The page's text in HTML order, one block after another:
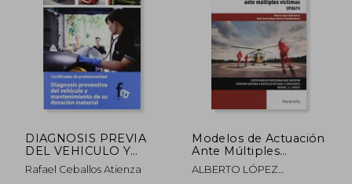
22,63 €
DIAGNOSIS PREVIA
DEL VEHICULO Y
MANTENIMIENTO DE
SU DOTACION
Rafael Ceballos Atienza
Modelos de Actuación
Ante Múltiples
Víctimas (in Spanish)
ALBERTO LÓPEZ